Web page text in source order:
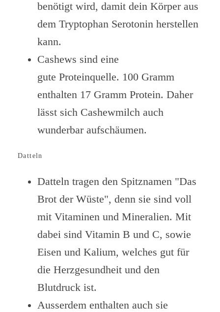
benötigt wird, damit dein Körper aus
dem Tryptophan Serotonin herstellen
kann.
Cashews sind eine
gute Proteinquelle. 100 Gramm
enthalten 17 Gramm Protein. Daher
lässt sich Cashewmilch auch
wunderbar aufschäumen.
Datteln
Datteln tragen den Spitznamen "Das
Brot der Wüste", denn sie sind voll
mit Vitaminen und Mineralien. Mit
dabei sind Vitamin B und C, sowie
Eisen und Kalium, welches gut für
die Herzgesundheit und den
Blutdruck ist.
Ausserdem enthalten auch sie